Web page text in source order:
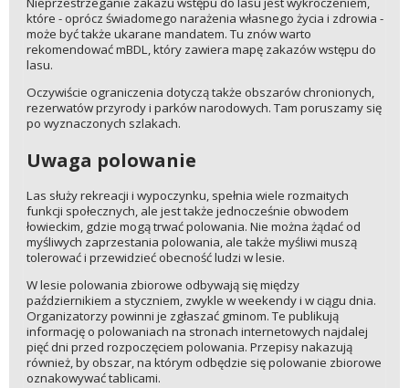
które - oprócz świadomego narażenia własnego życia i zdrowia -
może być także ukarane mandatem. Tu znów warto
rekomendować mBDL, który zawiera mapę zakazów wstępu do
lasu.
Oczywiście ograniczenia dotyczą także obszarów chronionych,
rezerwatów przyrody i parków narodowych. Tam poruszamy się
po wyznaczonych szlakach.
Uwaga polowanie
Las służy rekreacji i wypoczynku, spełnia wiele rozmaitych
funkcji społecznych, ale jest także jednocześnie obwodem
łowieckim, gdzie mogą trwać polowania. Nie można żądać od
myśliwych zaprzestania polowania, ale także myśliwi muszą
tolerować i przewidzieć obecność ludzi w lesie.
W lesie polowania zbiorowe odbywają się między
październikiem a styczniem, zwykle w weekendy i w ciągu dnia.
Organizatorzy powinni je zgłaszać gminom. Te publikują
informację o polowaniach na stronach internetowych najdalej
pięć dni przed rozpoczęciem polowania. Przepisy nakazują
również, by obszar, na którym odbędzie się polowanie zbiorowe
oznakowywać tablicami.